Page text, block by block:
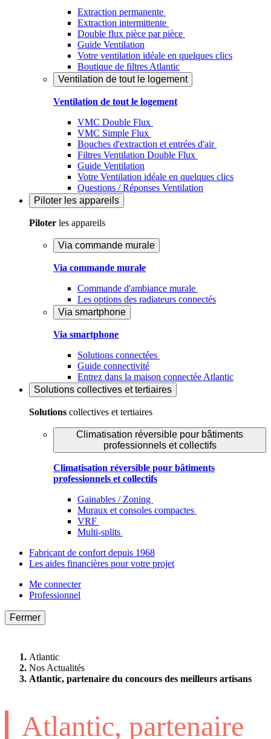
Extraction permanente
Extraction intermittente
Double flux pièce par pièce
Guide Ventilation
Votre ventilation idéale en quelques clics
Boutique de filtres Atlantic
Ventilation de tout le logement
Ventilation de tout le logement
VMC Double Flux
VMC Simple Flux
Bouches d'extraction et entrées d'air
Filtres Ventilation Double Flux
Guide Ventilation
Votre Ventilation idéale en quelques clics
Questions / Réponses Ventilation
Piloter les appareils
Piloter les appareils
Via commande murale
Via commande murale
Commande d'ambiance murale
Les options des radiateurs connectés
Via smartphone
Via smartphone
Solutions connectées
Guide connectivité
Entrez dans la maison connectée Atlantic
Solutions collectives et tertiaires
Solutions collectives et tertiaires
Climatisation réversible pour bâtiments
professionnels et collectifs
Climatisation réversible pour bâtiments
professionnels et collectifs
Gainables / Zoning
Muraux et consoles compactes
VRF
Multi-splits
Fabricant de confort depuis 1968
Les aides financières pour votre projet
Me connecter
Professionnel
Fermer
Atlantic
Nos Actualités
Atlantic, partenaire du concours des meilleurs artisans
Atlantic, partenaire